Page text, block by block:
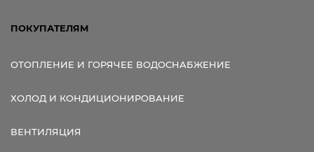
ПОКУПАТЕЛЯМ
ОТОПЛЕНИЕ И ГОРЯЧЕЕ ВОДОСНАБЖЕНИЕ
ХОЛОД И КОНДИЦИОНИРОВАНИЕ
ВЕНТИЛЯЦИЯ